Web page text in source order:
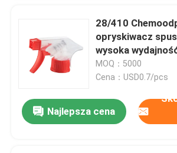
Mini Rozpylacz
28/410
opryskiwacz
wysoka
dysza do ciężkich
czyszczących i
MOQ：5000
Cena：USD0.7/pcs
Najlepsza cena